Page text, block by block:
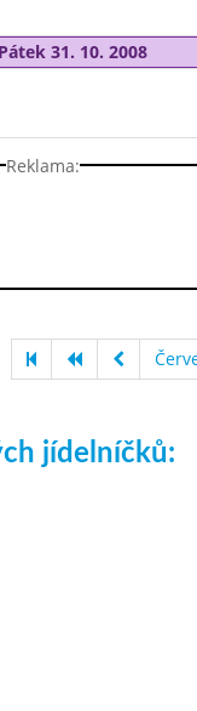
Pátek 31. 10. 2008
Reklama:
jídelníčků: